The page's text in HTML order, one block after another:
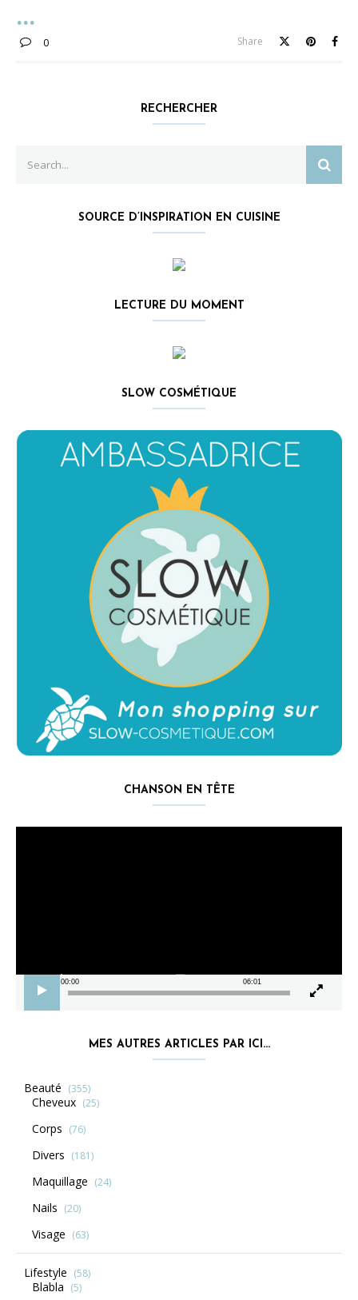
0 Share
RECHERCHER
for:
SOURCE D’INSPIRATION EN CUISINE
LECTURE DU MOMENT
SLOW COSMÉTIQUE
CHANSON EN TÊTE
00:00 06:01
MES AUTRES ARTICLES PAR ICI…
Beauté (355)
Cheveux (25)
Corps (76)
Divers (181)
Maquillage (24)
Nails (20)
Visage (63)
Lifestyle (58)
Blabla (5)